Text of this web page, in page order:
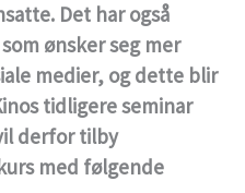
Det har også
ønsker seg mer
medier, og dette blir
tidligere seminar
derfor tilby
med følgende